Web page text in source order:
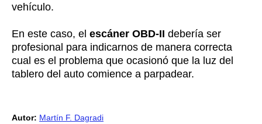
vehículo.
En este caso, el escáner OBD-II debería ser
profesional para indicarnos de manera correcta
cual es el problema que ocasionó que la luz del
tablero del auto comience a parpadear.
Autor: Martín F. Dagradi